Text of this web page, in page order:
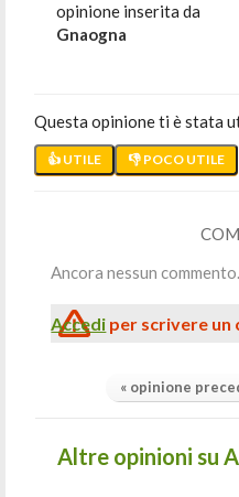
opinione inserita da
Gnaogna
Questa opinione ti è stata
👍 UTILE 👎 POCO UTILE
Ancora nessun commento.
Accedi per scrivere un
« opinione
Altre opinioni su